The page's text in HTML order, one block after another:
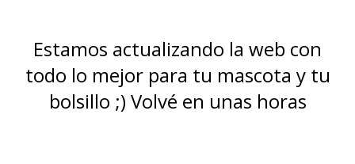
Estamos actualizando la web con
todo lo mejor para tu mascota y tu
bolsillo ;) Volvé en unas horas